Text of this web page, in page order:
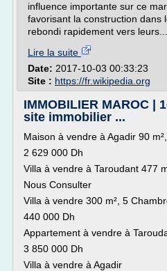
influence importante sur ce
favorisant la construction dans
rebondi rapidement vers leurs...
Lire la suite
Date: 2017-10-03 00:33:23
Site : https://fr.wikipedia.org
IMMOBILIER MAROC |
site immobilier ...
Maison à vendre à Agadir 90
2 629 000 Dh
Villa à vendre à Taroudant 477
Nous Consulter
Villa à vendre 300 m², 5
440 000 Dh
Appartement à vendre à
3 850 000 Dh
Villa à vendre à Agadir